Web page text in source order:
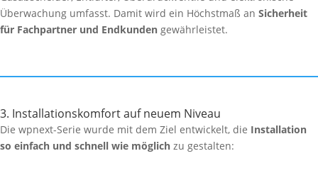
Überwachung umfasst. Damit wird ein Höchstmaß an Sicherheit
für Fachpartner und Endkunden gewährleistet.
3. Installationskomfort auf neuem Niveau
Die wpnext-Serie wurde mit dem Ziel entwickelt, die Installation
so einfach und schnell wie möglich zu gestalten: